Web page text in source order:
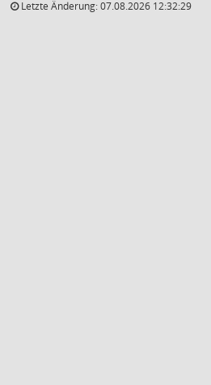
Letzte Änderung: 07.08.2026 12:32:29